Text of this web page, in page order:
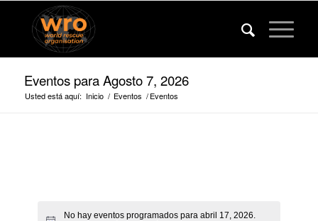
Eventos para Agosto 7, 2026
Usted está aquí: Inicio / Eventos / Eventos
No hay eventos programados para abril 17, 2026.